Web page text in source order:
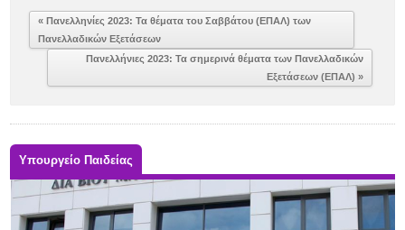
« Πανελληνίες 2023: Τα θέματα του Σαββάτου (ΕΠΑΛ) των
Πανελλαδικών Εξετάσεων
Πανελλήνιες 2023: Τα σημερινά θέματα των Πανελλαδικών
Εξετάσεων (ΕΠΑΛ) »
Υπουργείο Παιδείας